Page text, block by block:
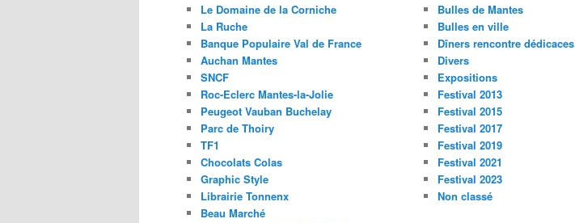
Le Domaine de la Corniche
La Ruche
Banque Populaire Val de France
Auchan Mantes
SNCF
Roc-Eclerc Mantes-la-Jolie
Peugeot Vauban Buchelay
Parc de Thoiry
TF1
Chocolats Colas
Graphic Style
Librairie Tonnenx
Beau Marché
Bulles de Mantes
Bulles en ville
Dîners rencontre dédicaces
Divers
Expositions
Festival 2013
Festival 2015
Festival 2017
Festival 2019
Festival 2021
Festival 2023
Non classé